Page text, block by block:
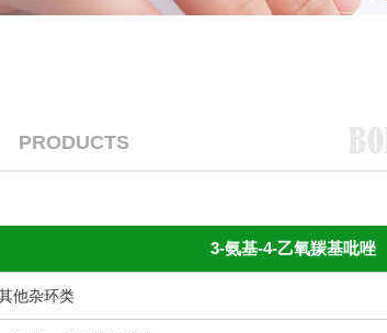
PRODUCTS
3-氨基-4-乙氧羰基吡唑
他杂环类